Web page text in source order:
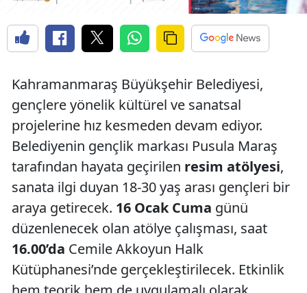
Kahramanmaraş Büyükşehir Belediyesi,
gençlere yönelik kültürel ve sanatsal
projelerine hız kesmeden devam ediyor.
Belediyenin gençlik markası Pusula Maraş
tarafından hayata geçirilen resim atölyesi,
sanata ilgi duyan 18-30 yaş arası gençleri bir
araya getirecek. 16 Ocak Cuma günü
düzenlenecek olan atölye çalışması, saat
16.00’da Cemile Akkoyun Halk
Kütüphanesi’nde gerçekleştirilecek. Etkinlik